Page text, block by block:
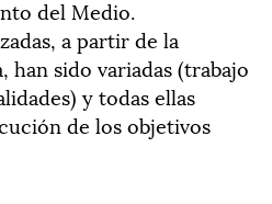
del Medio.
a partir de la
sido variadas (trabajo
y todas ellas
de los objetivos